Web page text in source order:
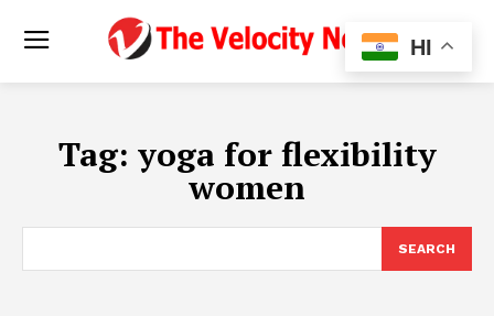
Tag: yoga for flexibility
women
SEARCH
HI